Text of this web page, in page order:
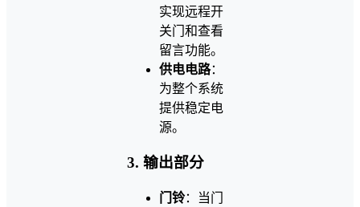
实现远程开
关门和查看
留言功能。
供电电路：
为整个系统
提供稳定电
源。
3. 输出部分
门铃：当门